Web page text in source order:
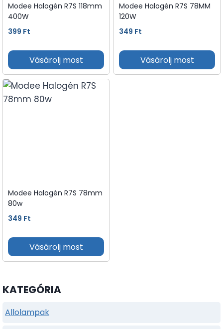
Modee Halogén R7S 118mm
400W
399 Ft
Vásárolj most
Modee Halogén R7S 78MM
120W
349 Ft
Vásárolj most
Modee Halogén R7S 78mm
80w
349 Ft
Vásárolj most
KATEGÓRIA
Allolampak